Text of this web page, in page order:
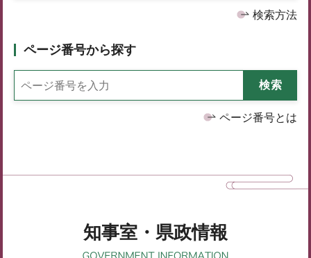
検索方法
ページ番号から探す
ページ番号とは
知事室・県政情報